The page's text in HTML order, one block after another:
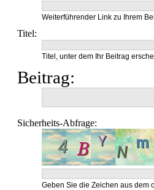
Weiterführender Link zu Ihrem
Titel:
Titel, unter dem Ihr Beitrag
Beitrag:
Sicherheits-Abfrage:
Geben Sie die Zeichen aus dem